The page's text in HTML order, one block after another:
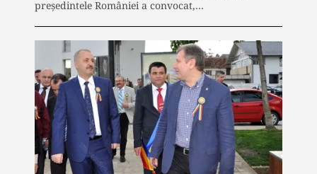
președintele României a convocat,…